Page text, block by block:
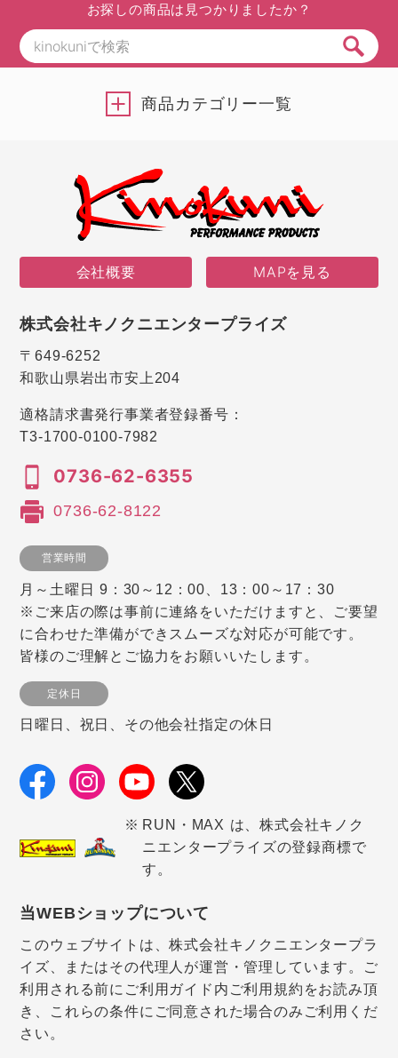
お探しの商品は見つかりましたか？
商品カテゴリー一覧
会社概要 MAPを見る
株式会社キノクニエンタープライズ
〒649-6252
和歌山県岩出市安上204
適格請求書発行事業者登録番号：
T3-1700-0100-7982
0736-62-6355
0736-62-8122
営業時間
月～土曜日 9：30～12：00、13：00～17：30
※ご来店の際は事前に連絡をいただけますと、ご要望
に合わせた準備ができスムーズな対応が可能です。
皆様のご理解とご協力をお願いいたします。
定休日
日曜日、祝日、その他会社指定の休日
RUN・MAX は、株式会社キノク
ニエンタープライズの登録商標で
す。
当WEBショップについて
このウェブサイトは、株式会社キノクニエンタープラ
イズ、またはその代理人が運営・管理しています。ご
利用される前にご利用ガイド内ご利用規約をお読み頂
き、これらの条件にご同意された場合のみご利用くだ
さい。